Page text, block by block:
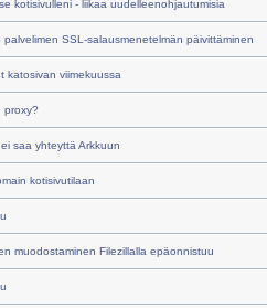
kotisivulleni - liikaa uudelleenohjautumisia
palvelimen SSL-salausmenetelmän päivittäminen
katosivan viimekuussa
proxy?
saa yhteyttä Arkkuun
kotisivutilaan
muodostaminen Filezillalla epäonnistuu